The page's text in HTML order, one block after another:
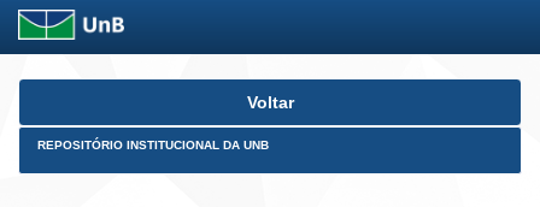
Skip
Voltar
REPOSITÓRIO INSTITUCIONAL DA UNB